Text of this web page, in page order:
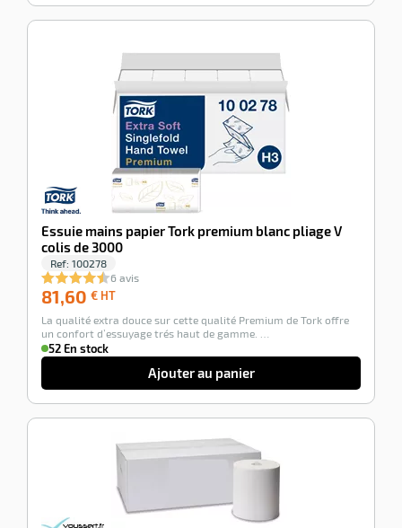
Essuie mains papier Tork premium blanc pliage V
colis de 3000
Ref: 100278
6 avis
81,60 € HT
HT
La qualité extra douce sur cette qualité Premium de Tork offre
un confort d’essuyage trés haut de gamme. …
52 En stock
Ajouter au panier